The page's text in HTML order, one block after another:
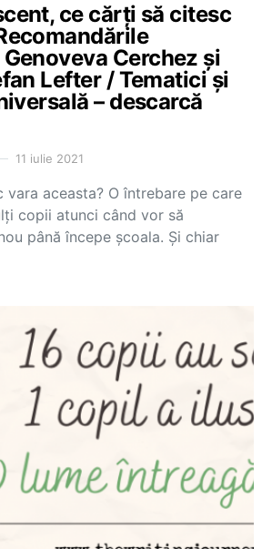
ce cărți să citesc
Cerchez și
Lefter / Tematici și
– descarcă
11 iulie 2021
vara aceasta? O întrebare pe care
copii atunci când vor să
până începe școala. Și chiar